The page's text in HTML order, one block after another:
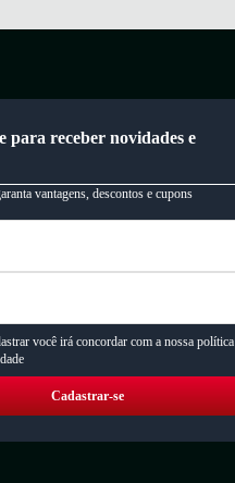
para receber novidades e
vantagens, descontos e cupons
você irá concordar com a nossa política
Cadastrar-se